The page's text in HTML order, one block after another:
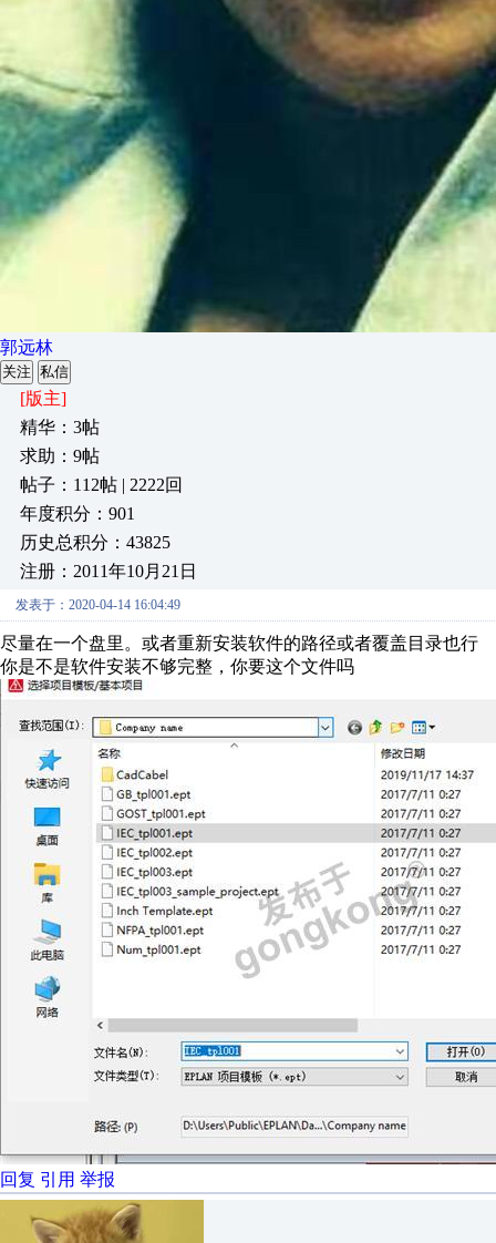
郭远林
关注 私信
[版主]
精华：3帖
求助：9帖
帖子：112帖 | 2222回
年度积分：901
历史总积分：43825
注册：2011年10月21日
发表于：2020-04-14 16:04:49
尽量在一个盘里。或者重新安装软件的路径或者覆盖目录也行
你是不是软件安装不够完整，你要这个文件吗
回复 引用 举报